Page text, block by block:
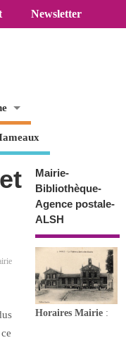
Newsletter
Mairie-
Bibliothèque-
Agence postale-
ALSH
Horaires Mairie :